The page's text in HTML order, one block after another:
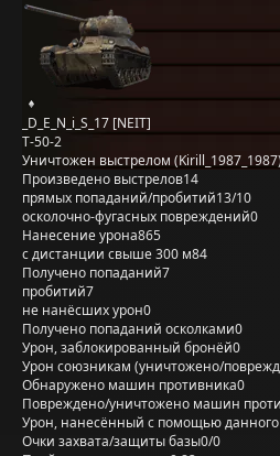
_D_E_N_i_S_17 [NEIT]
Т-50-2
Уничтожен выстрелом
Произведено выстрелов14
прямых попаданий/пробитий13/10
осколочно-фугасных повреждений0
Нанесение урона865
с дистанции свыше 300 м84
Получено попаданий7
пробитий7
не нанёсших урон0
Получено попаданий осколками0
Урон, заблокированный бронёй0
Урон союзникам (уничтожено/
Обнаружено машин противника0
Повреждено/уничтожено машин
Урон, нанесённый с помощью данного
Очки захвата/защиты базы0/0